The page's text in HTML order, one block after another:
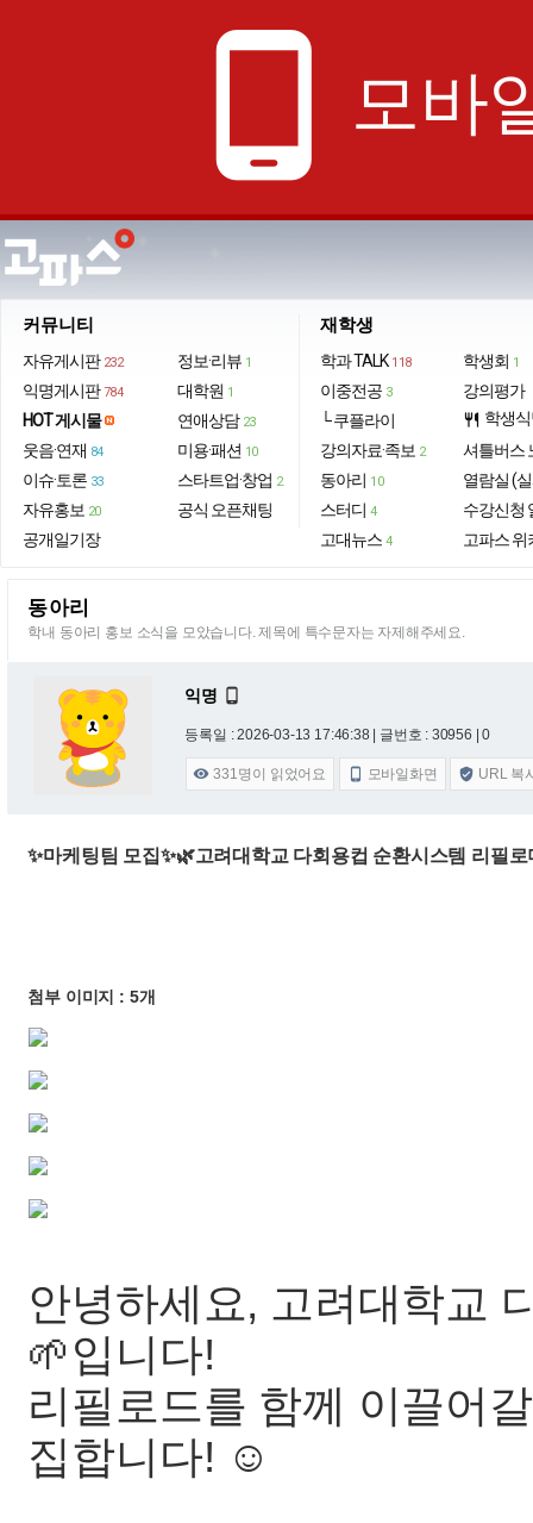
phone_android 모바
커뮤니티
자유게시판 232
익명게시판 784
HOT 게시물
웃음·연재 84
이슈·토론 33
자유홍보 20
공개일기장
정보·리뷰 1
대학원 1
연애상담 23
미용·패션 10
스타트업·창업 2
공식 오픈채팅
재학생
학과 TALK 118
이중전공 3
└ 쿠플라이
강의자료·족보 2
동아리 10
스터디 4
고대뉴스 4
학생회 1
강의평가
restaurant 학생
셔틀버스
열람실 (
수강신청
고파스 위
동아리
학내 동아리 홍보 소식을 모았습니다. 제목에 특수문자는 자제해주세요.
익명 
등록일 : 2026-03-13 17:46:38 | 글번호 : 30956 | 0
 331명이 읽었어요  모바일화면  URL 복
✨마케팅팀 모집✨🌿고려대학교 다회용컵 순환시스템 리필
첨부 이미지 : 5개
안녕하세요, 고려대학교
🌱입니다!
리필로드를 함께 이끌어
집합니다! ☺️